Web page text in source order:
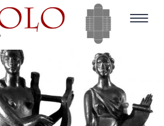
Toggle